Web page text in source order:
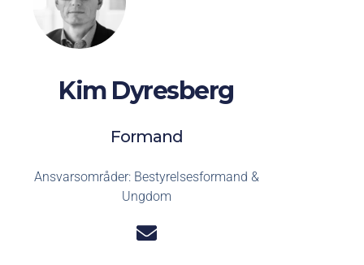
Kim Dyresberg
Formand
Ansvarsområder: Bestyrelsesformand &
Ungdom